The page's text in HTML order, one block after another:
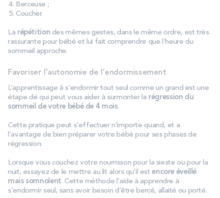
Berceuse ;
Coucher.
La répétition des mêmes gestes, dans le même ordre, est très
rassurante pour bébé et lui fait comprendre que l’heure du
sommeil approche.
Favoriser l’autonomie de l’endormissement
L’apprentissage à s’endormir tout seul comme un grand est une
étape clé qui peut vous aider à surmonter la régression du
sommeil de votre bébé de 4 mois.
Cette pratique peut s’effectuer n’importe quand, et a
l’avantage de bien préparer votre bébé pour ses phases de
régression.
Lorsque vous couchez votre nourrisson pour la sieste ou pour la
nuit, essayez de le mettre au lit alors qu’il estencore éveillé
mais somnolent. Cette méthode l’aide à apprendre à
s’endormir seul, sans avoir besoin d’être bercé, allaité ou porté.